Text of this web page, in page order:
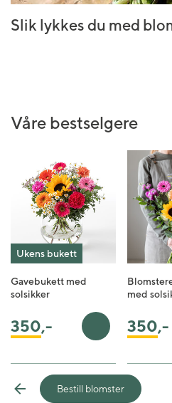
Slik lykkes du med
Våre bestselgere
Ukens bukett
Gavebukett med
solsikker
350,- Legg i
med
350,-
PreviousBestill blomster